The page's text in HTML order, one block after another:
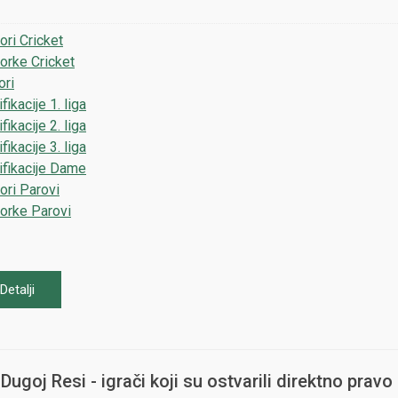
Cricket
Cricket
1. liga
2. liga
3. liga
Dame
Parovi
Parovi
Detalji
Resi - igrači koji su ostvarili direktno